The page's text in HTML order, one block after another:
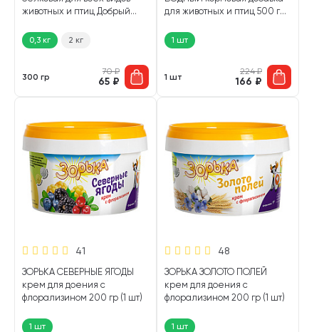
животных и птиц Добрый
0,3 кг 2 кг
300 гр
70₽
65 ₽
для животных и птиц 500 гр
1 шт
1 шт
224₽
166 ₽
41
ЗОРЬКА СЕВЕРНЫЕ ЯГОДЫ
крем для доения с
флорализином 200 гр (1 шт)
1 шт
48
ЗОРЬКА ЗОЛОТО ПОЛЕЙ
крем для доения с
флорализином 200 гр (1 шт)
1 шт